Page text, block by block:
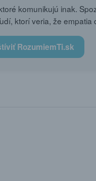
komunikujú inak.
ktorí veria, že empatia
RozumiemTi.sk